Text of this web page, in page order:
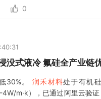
0
没式液冷 氟硅全产业链
30%。 润禾材料处于有机
m·k），已通过阿里云验